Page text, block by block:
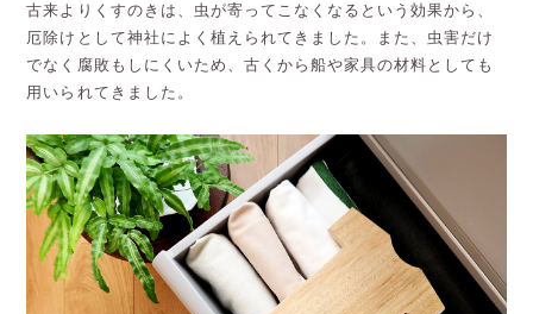
古来よりくすのきは、虫が寄ってこなくなるという効果から、
厄除けとして神社によく植えられてきました。また、虫害だけ
でなく腐敗もしにくいため、古くから船や家具の材料としても
用いられてきました。